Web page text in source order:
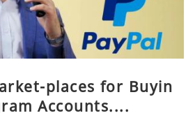
places for Buyin
Accounts....